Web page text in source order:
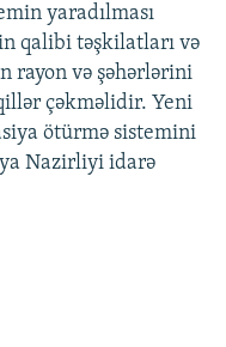
yaradılması
qalibi təşkilatları və
rayon və şəhərlərini
çəkməlidir. Yeni
ötürmə sistemini
Nazirliyi idarə